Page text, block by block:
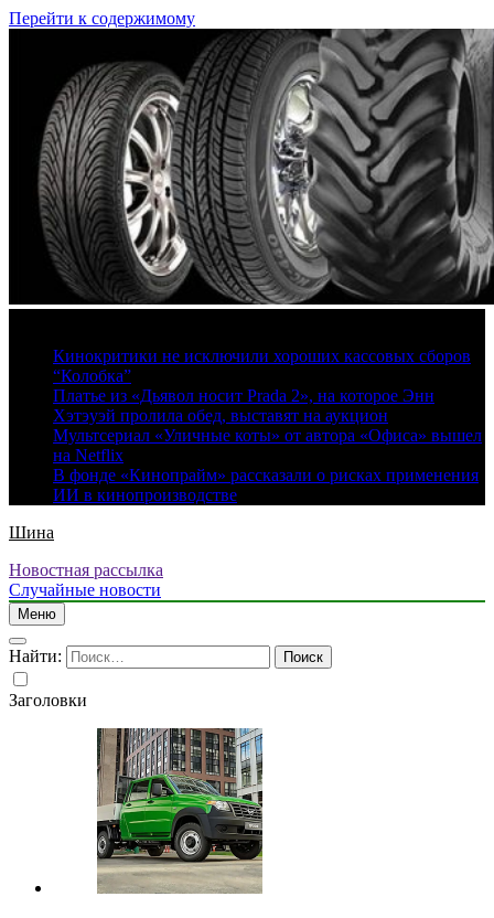
Перейти к содержимому
Кинокритики не исключили хороших кассовых сборов
“Колобка”
Платье из «Дьявол носит Prada 2», на которое Энн
Хэтэуэй пролила обед, выставят на аукцион
Мультсериал «Уличные коты» от автора «Офиса» вышел
на Netflix
В фонде «Кинопрайм» рассказали о рисках применения
ИИ в кинопроизводстве
Шина
Новостная рассылка
Случайные новости
Меню
Найти:
Заголовки